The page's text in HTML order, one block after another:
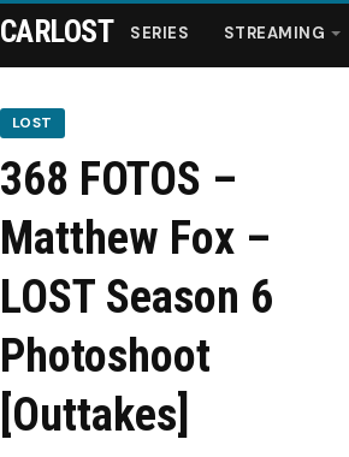
Series
Streaming
Recomendaciones
CARLOST SERIES STREAMING
LOST
368 FOTOS –
Matthew Fox –
LOST Season 6
Photoshoot
[Outtakes]